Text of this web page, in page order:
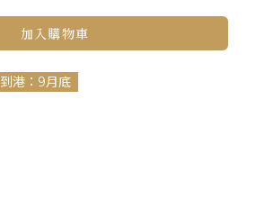
加入購物車
港：9月底